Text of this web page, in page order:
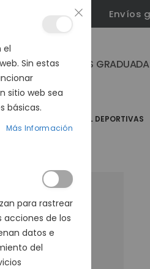
Envíos
GAFAS
GAFAS DE SOL DEPORTIVAS
el
Sin estas
sitio web sea
básicas.
Más Información
para rastrear
acciones de los
datos e
del